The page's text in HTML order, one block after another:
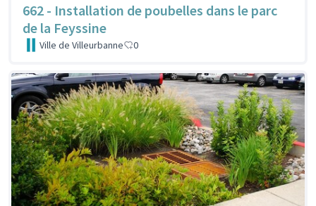
662 - Installation de poubelles dans le parc
de la Feyssine
Ville de Villeurbanne 0